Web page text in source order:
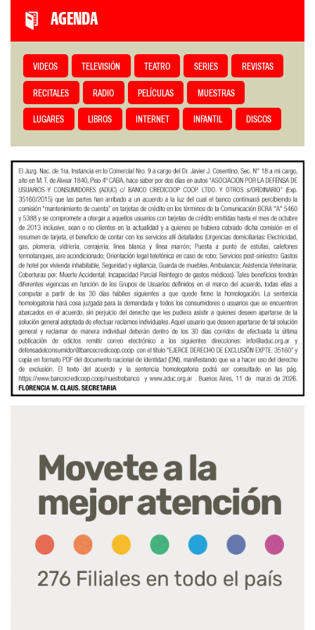
AGENDA
VIDEOS TELEVISIÓN TEATRO SERIES REVISTAS
RECITALES RADIO PELÍCULAS MUESTRAS
LUGARES LIBROS INTERNET INFANTIL DISCOS